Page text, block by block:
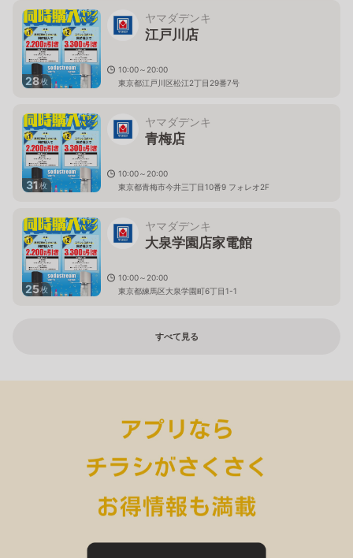
28枚
ヤマダデンキ
江戸川店
10:00～20:00
東京都江戸川区松江2丁目29番7号
31枚
ヤマダデンキ
青梅店
10:00～20:00
東京都青梅市今井三丁目10番9 フォレオ2F
25枚
ヤマダデンキ
大泉学園店家電館
10:00～20:00
東京都練馬区大泉学園町6丁目1-1
すべて見る